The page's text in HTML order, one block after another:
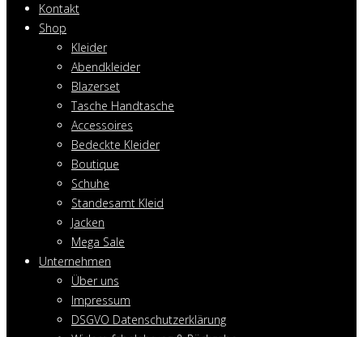
Kontakt
Shop
Kleider
Abendkleider
Blazerset
Tasche Handtasche
Accessoires
Bedeckte Kleider
Boutique
Schuhe
Standesamt Kleid
Jacken
Mega Sale
Unternehmen
Über uns
Impressum
DSGVO Datenschutzerklärung